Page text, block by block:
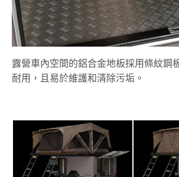
露營車內空間的鋁合金地板採用條紋鋼
耐用，且易於維護和清除污垢。